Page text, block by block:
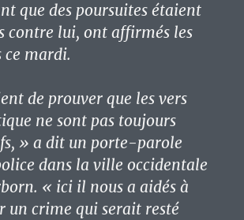
que des poursuites étaient
contre lui, ont affirmés les
mardi.
de prouver que les vers
ne sont pas toujours
» a dit un porte-parole
dans la ville occidentale
« ici il nous a aidés à
un crime qui serait resté